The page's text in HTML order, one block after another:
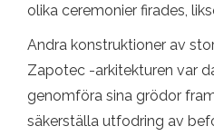
olika ceremonier firades,
Andra konstruktioner av
Zapotec -arkitekturen var
genomföra sina grödor
säkerställa utfodring av